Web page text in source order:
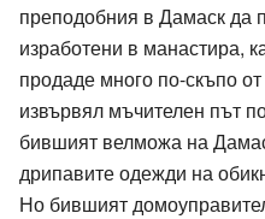
преподобния в Дамаск да
изработени в манастира,
продаде много по-скъпо
извървял мъчителен път
бившият велможа на
дрипавите одежди на
Но бившият